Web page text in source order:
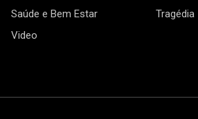
Saúde e Bem Estar
Tragédia
Video